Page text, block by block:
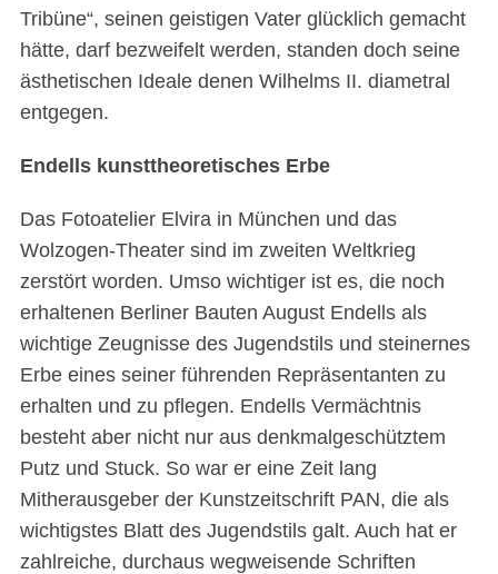
Tribüne“, seinen geistigen Vater glücklich gemacht
hätte, darf bezweifelt werden, standen doch seine
ästhetischen Ideale denen Wilhelms II. diametral
entgegen.
Endells kunsttheoretisches Erbe
Das Fotoatelier Elvira in München und das
Wolzogen-Theater sind im zweiten Weltkrieg
zerstört worden. Umso wichtiger ist es, die noch
erhaltenen Berliner Bauten August Endells als
wichtige Zeugnisse des Jugendstils und steinernes
Erbe eines seiner führenden Repräsentanten zu
erhalten und zu pflegen. Endells Vermächtnis
besteht aber nicht nur aus denkmalgeschütztem
Putz und Stuck. So war er eine Zeit lang
Mitherausgeber der Kunstzeitschrift PAN, die als
wichtigstes Blatt des Jugendstils galt. Auch hat er
zahlreiche, durchaus wegweisende Schriften